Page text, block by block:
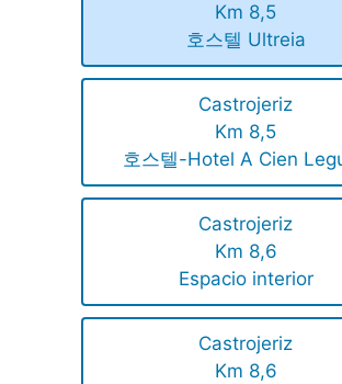
Km 8,5
호스텔 Ultreia
Castrojeriz
Km 8,5
호스텔-Hotel A Cien
Castrojeriz
Km 8,6
Espacio interior
Castrojeriz
Km 8,6